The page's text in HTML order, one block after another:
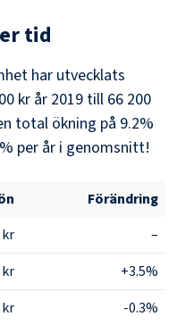
tid
har utvecklats
kr år 2019 till 66 200
total ökning på 9.2%
per år i genomsnitt!
Förändring
kr
–
kr
+3.5%
kr -0.3%